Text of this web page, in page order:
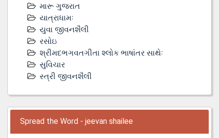
મારૂ ગુજરાત
યાત્રાધામઃ
યુવા જીવનશૈલી
રસોઇ
શ્રીમદભગવતગીતા શ્લોક ભાષાંતર સાથેઃ
સુવિચાર
સ્ત્રી જીવનશૈલી
Spread the Word - jeevan shailee